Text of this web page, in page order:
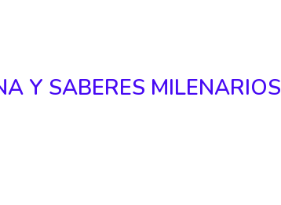
Y SABERES MILENARIOS